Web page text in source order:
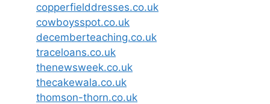
copperfielddresses.co.uk
cowboysspot.co.uk
decemberteaching.co.uk
traceloans.co.uk
thenewsweek.co.uk
thecakewala.co.uk
thomson-thorn.co.uk